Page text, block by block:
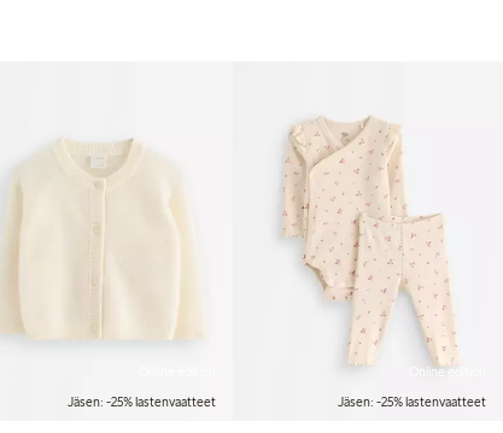
Jäsen: -25% lastenvaatteet
Online edition
Jäsen: -25% lastenvaatteet